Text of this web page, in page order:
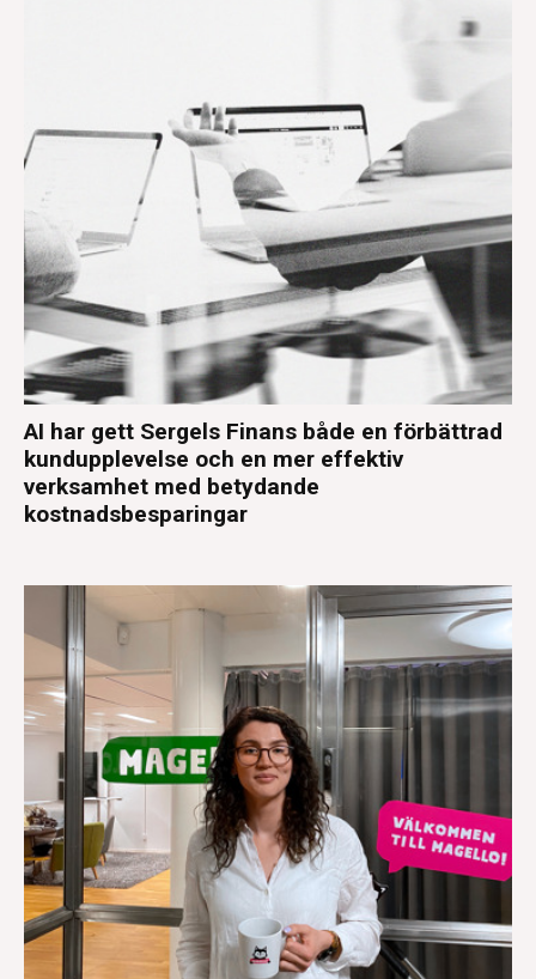
AI har gett Sergels Finans både en förbättrad
kundupplevelse och en mer effektiv
verksamhet med betydande
kostnadsbesparingar